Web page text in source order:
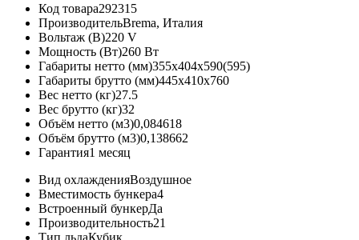
Код товара292315
ПроизводительBrema, Италия
Вольтаж (В)220 V
Мощность (Вт)260 Вт
Габариты нетто (мм)355x404x590(595)
Габариты брутто (мм)445x410x760
Вес нетто (кг)27.5
Вес брутто (кг)32
Объём нетто (м3)0,084618
Объём брутто (м3)0,138662
Гарантия1 месяц
Вид охлажденияВоздушное
Вместимость бункера4
Встроенный бункерДа
Производительность21
Тип льдаКубик